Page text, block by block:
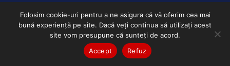
Folosim cookie-uri pentru a ne asigura că vă oferim cea mai
bună experiență pe site. Dacă veți continua să utilizați acest
site vom presupune că sunteți de acord.
Accept
Refuz